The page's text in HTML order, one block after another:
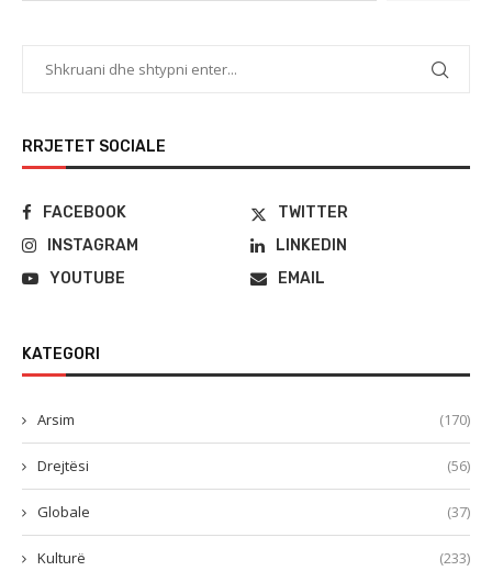
RRJETET SOCIALE
FACEBOOK
TWITTER
INSTAGRAM
LINKEDIN
YOUTUBE
EMAIL
KATEGORI
Arsim (170)
Drejtësi (56)
Globale (37)
Kulturë (233)